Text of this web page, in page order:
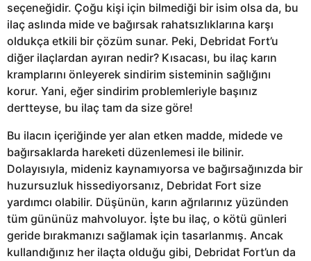
seçeneğidir. Çoğu kişi için bilmediği bir isim olsa da, bu
ilaç aslında mide ve bağırsak rahatsızlıklarına karşı
oldukça etkili bir çözüm sunar. Peki, Debridat Fort’u
diğer ilaçlardan ayıran nedir? Kısacası, bu ilaç karın
kramplarını önleyerek sindirim sisteminin sağlığını
korur. Yani, eğer sindirim problemleriyle başınız
dertteyse, bu ilaç tam da size göre!
Bu ilacın içeriğinde yer alan etken madde, midede ve
bağırsaklarda hareketi düzenlemesi ile bilinir.
Dolayısıyla, mideniz kaynamıyorsa ve bağırsağınızda bir
huzursuzluk hissediyorsanız, Debridat Fort size
yardımcı olabilir. Düşünün, karın ağrılarınız yüzünden
tüm gününüz mahvoluyor. İşte bu ilaç, o kötü günleri
geride bırakmanızı sağlamak için tasarlanmış. Ancak
kullandığınız her ilaçta olduğu gibi, Debridat Fort’un da